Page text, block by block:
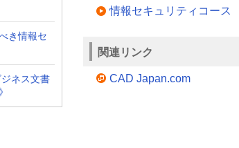
情報セキュリティコース
関連リンク
CAD Japan.com
き情報セ
ネス文書